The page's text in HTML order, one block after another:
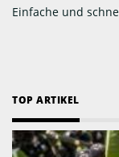
Einfache und
TOP ARTIKEL